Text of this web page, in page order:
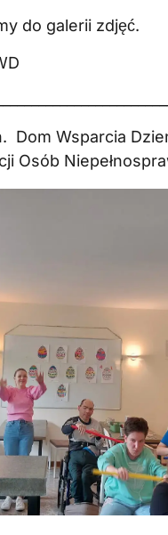
do galerii zdjęć.
Dom Wsparcia
Osób